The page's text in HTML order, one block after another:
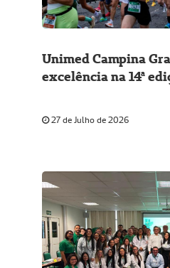
Unimed Campina
excelência na 14ª
27 de Julho de 2026